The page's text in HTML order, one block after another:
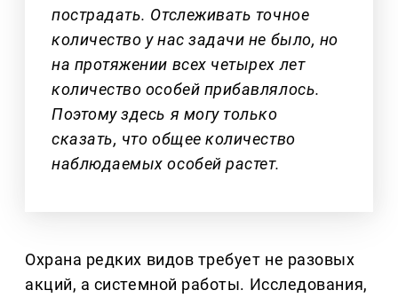
пострадать. Отслеживать точное
количество у нас задачи не было, но
на протяжении всех четырех лет
количество особей прибавлялось.
Поэтому здесь я могу только
сказать, что общее количество
наблюдаемых особей растет.
Охрана редких видов требует не разовых
акций, а системной работы. Исследования,